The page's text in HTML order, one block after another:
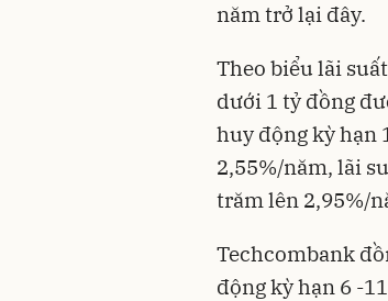
năm trở lại đây.
Theo biểu lãi
dưới 1 tỷ đồng
huy động kỳ hạn
2,55%/năm, lãi
trăm lên 2,95%/
Techcombank
động kỳ hạn 6 -